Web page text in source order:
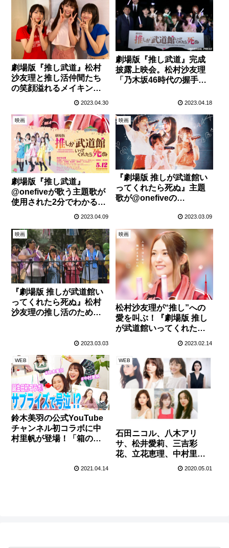
劇場版『推し武道』松村
沙友理と推し活仲間たち
の笑顔溢れるメイキング
2023.04.30
劇場版『推し武道』完成
披露上映会。松村沙友理
「乃木坂46時代の握手会
2023.04.18
映画
劇場版『推し武道』
@onefiveが歌う主題歌が
使用された2分でわかる特
2023.04.09
映画
『劇場版 推しが武道館い
ってくれたら死ぬ』主題
歌が@onefiveの
2023.03.09
映画
『劇場版 推しが武道館い
ってくれたら死ぬ』松村
沙友理の推し活のために
2023.03.03
映画
松村沙友理が“推し”への
愛を叫ぶ！『劇場版 推し
が武道館いってくれたら
2023.02.14
WEB
鈴木美羽の公式YouTube
チャンネル初コラボに中
村里帆が登場！「箱の中
2021.04.14
WEB
石田ニコル、八木アリ
サ、松井愛莉、三吉彩
花、立花恵理、中村里
帆、石田夢実『AMUSE
2020.05.01